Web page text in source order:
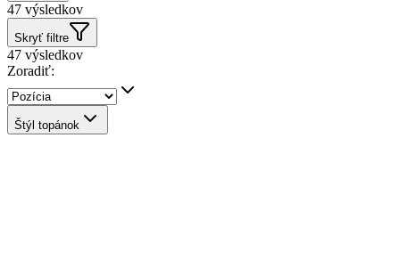
47 výsledkov
Skryť filtre
47 výsledkov
Zoradiť:
Štýl topánok